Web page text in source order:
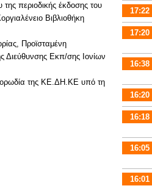
περιοδικής έκδοσης του
Βιβλιοθήκη
Προϊσταμένη
Διεύθυνσης Εκπ/σης Ιονίων
της ΚΕ.ΔΗ.ΚΕ υπό τη
17:22
17:20
16:38
16:20
16:18
16:05
16:01